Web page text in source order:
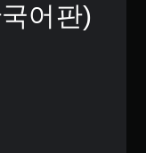
어판)